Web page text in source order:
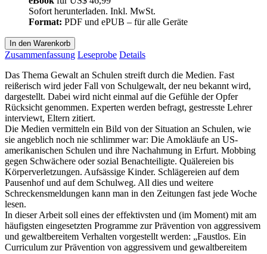
Sofort herunterladen. Inkl. MwSt.
Format: PDF und ePUB – für alle Geräte
In den Warenkorb
Zusammenfassung Leseprobe Details
Das Thema Gewalt an Schulen streift durch die Medien. Fast
reißerisch wird jeder Fall von Schulgewalt, der neu bekannt wird,
dargestellt. Dabei wird nicht einmal auf die Gefühle der Opfer
Rücksicht genommen. Experten werden befragt, gestresste Lehrer
interviewt, Eltern zitiert.
Die Medien vermitteln ein Bild von der Situation an Schulen, wie
sie angeblich noch nie schlimmer war: Die Amokläufe an US-
amerikanischen Schulen und ihre Nachahmung in Erfurt. Mobbing
gegen Schwächere oder sozial Benachteiligte. Quälereien bis
Körperverletzungen. Aufsässige Kinder. Schlägereien auf dem
Pausenhof und auf dem Schulweg. All dies und weitere
Schreckensmeldungen kann man in den Zeitungen fast jede Woche
lesen.
In dieser Arbeit soll eines der effektivsten und (im Moment) mit am
häufigsten eingesetzten Programme zur Prävention von aggressivem
und gewaltbereitem Verhalten vorgestellt werden: „Faustlos. Ein
Curriculum zur Prävention von aggressivem und gewaltbereitem